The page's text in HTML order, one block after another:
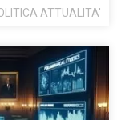
ATTUALITA'